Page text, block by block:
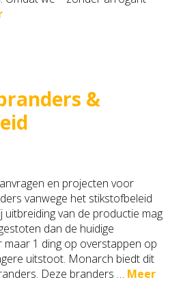
&
en projecten voor
vanwege het stikstofbeleid
uitbreiding van de productie mag
dan de huidige
maar 1 ding op overstappen op
uitstoot. Monarch biedt dit
Deze branders … Meer